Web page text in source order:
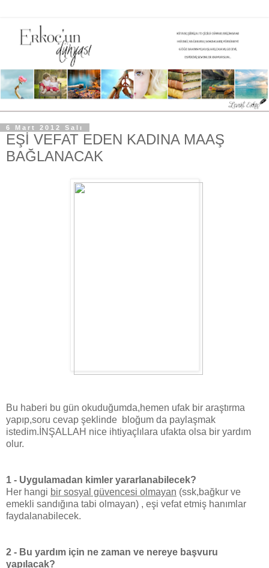
6 Mart 2012 Salı
EŞİ VEFAT EDEN KADINA MAAŞ
BAĞLANACAK
Bu haberi bu gün okuduğumda,hemen ufak bir araştırma
yapıp,soru cevap şeklinde bloğum da paylaşmak
istedim.İNŞALLAH nice ihtiyaçlılara ufakta olsa bir yardım
olur.
1 - Uygulamadan kimler yararlanabilecek?
Her hangi bir sosyal güvencesi olmayan (ssk,bağkur ve
emekli sandığına tabi olmayan) , eşi vefat etmiş hanımlar
faydalanabilecek.
2 - Bu yardım için ne zaman ve nereye başvuru
yapılacak?